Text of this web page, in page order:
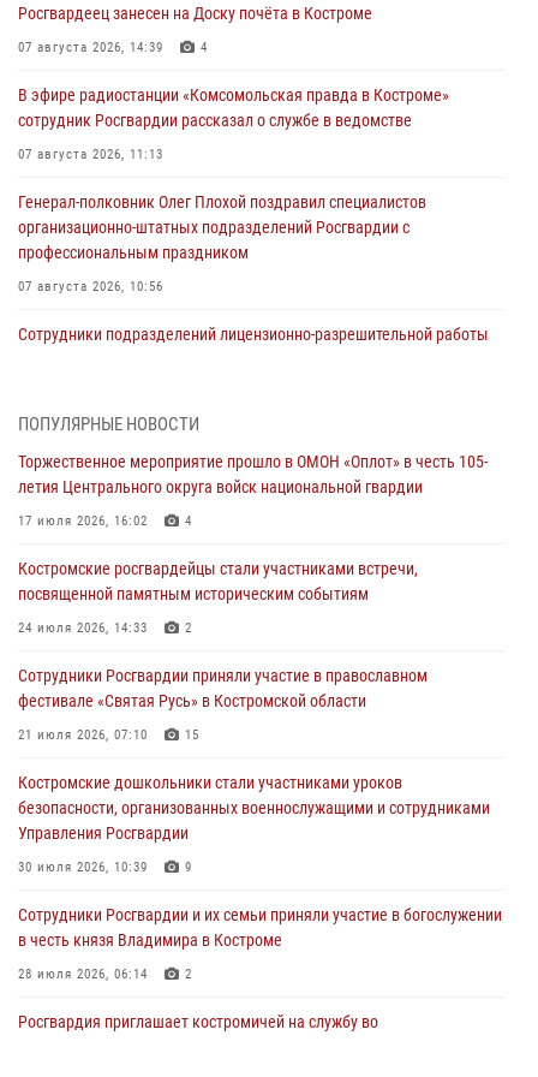
Росгвардеец занесен на Доску почёта в Костроме
07 августа 2026, 14:39 4
В эфире радиостанции «Комсомольская правда в Костроме»
сотрудник Росгвардии рассказал о службе в ведомстве
07 августа 2026, 11:13
Генерал-полковник Олег Плохой поздравил специалистов
организационно-штатных подразделений Росгвардии с
профессиональным праздником
07 августа 2026, 10:56
Сотрудники подразделений лицензионно-разрешительной работы
06 августа 2026, 07:50
В Костромской области продолжается проведение акции «Каникулы
с Росгвардией»
05 августа 2026, 12:04
В Росгвардии по Костромской области проходят мероприятия,
посвященные 108-й годовщине со дня рождения генерала армии
Ивана Кирилловича Яковлева
Состоялась рабочая встреча директора Росгвардии Героя России
генерала армии Виктора Золотова с заместителем полномочного
Кавказском федеральном округе Виталием Кузнецовым
31 июля 2026, 07:08 4
Росгвардейцы знакомят костромичей со службой в ведомстве
ПОПУЛЯРНЫЕ НОВОСТИ
Торжественное мероприятие прошло в ОМОН «Оплот» в честь 105-
летия Центрального округа войск национальной гвардии
17 июля 2026, 16:02 4
Костромские росгвардейцы стали участниками встречи,
посвященной памятным историческим событиям
24 июля 2026, 14:33 2
Сотрудники Росгвардии приняли участие в православном
фестивале «Святая Русь» в Костромской области
21 июля 2026, 07:10 15
Костромские дошкольники стали участниками уроков
безопасности, организованных военнослужащими и сотрудниками
Управления Росгвардии
30 июля 2026, 10:39 9
Cотрудники Росгвардии и их семьи приняли участие в богослужении
в честь князя Владимира в Костроме
28 июля 2026, 06:14 2
Росгвардия приглашает костромичей на службу во